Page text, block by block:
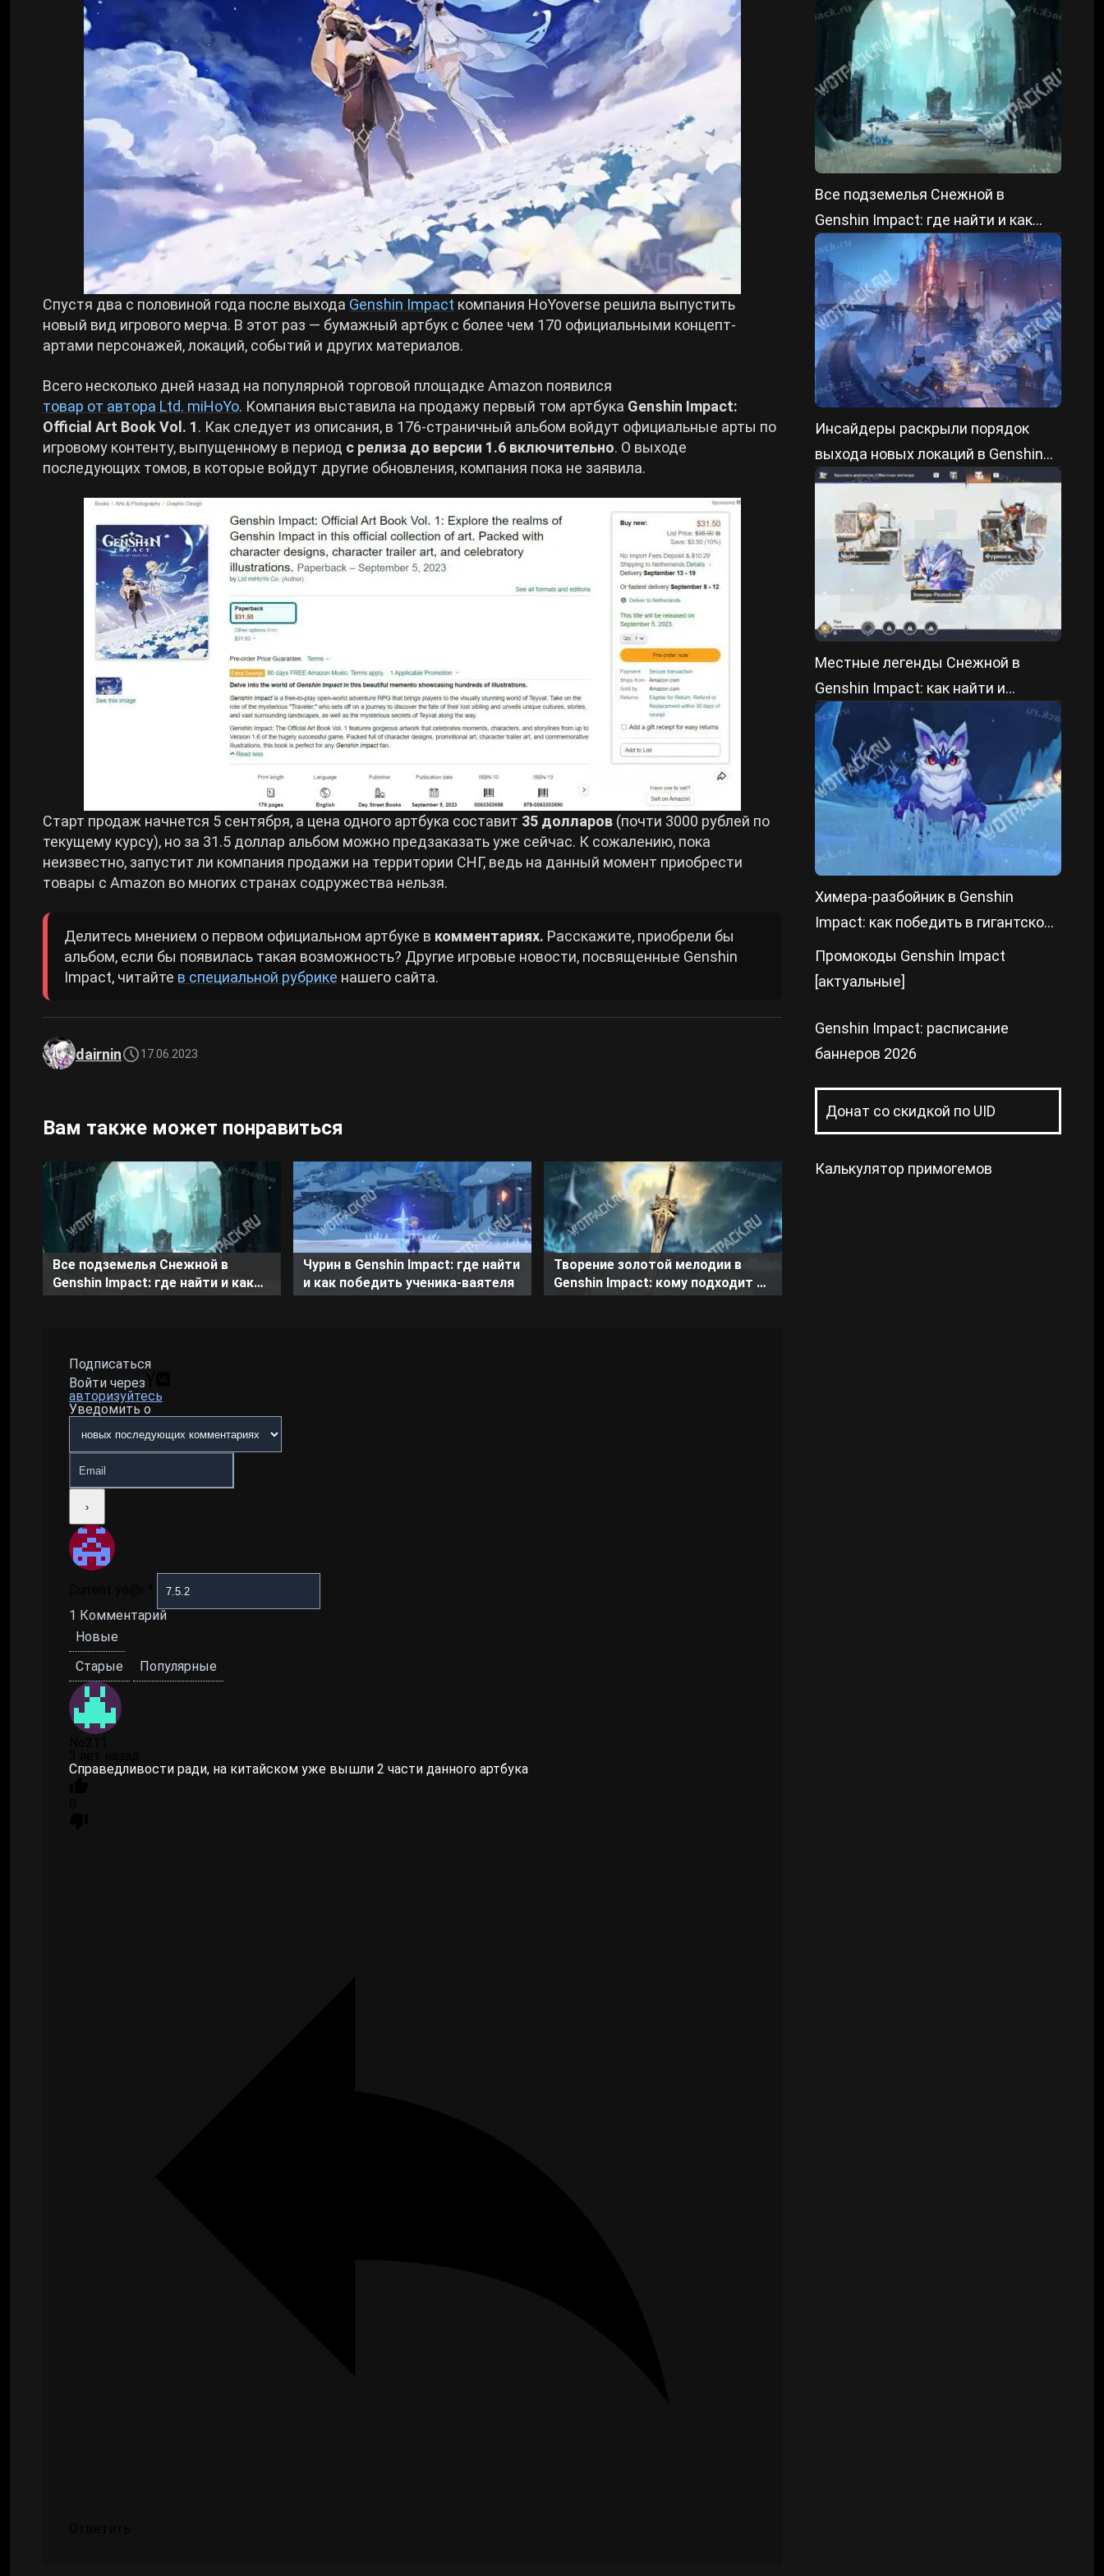
Crimson Desert
Zenless Zone Zero
Kingdom Come: Deliverance 2
Path of Exile 2
Wuthering Waves
Roblox
Hogwarts Legacy
Cyberpunk 2077
Все игры
Билды Arknights: Endfield
Билды Wuthering Waves
Билды Cyberpunk 2077
Билды Path of Exile 2
Спустя два с половиной года после выхода Genshin Impact компания HoYoverse решила выпустить
новый вид игрового мерча. В этот раз — бумажный артбук с более чем 170 официальными концепт-
артами персонажей, локаций, событий и других материалов.
Всего несколько дней назад на популярной торговой площадке Amazon появился
товар от автора Ltd. miHoYo. Компания выставила на продажу первый том артбука Genshin Impact:
Official Art Book Vol. 1. Как следует из описания, в 176-страничный альбом войдут официальные арты по
игровому контенту, выпущенному в период с релиза до версии 1.6 включительно. О выходе
последующих томов, в которые войдут другие обновления, компания пока не заявила.
Старт продаж начнется 5 сентября, а цена одного артбука составит 35 долларов (почти 3000 рублей по
текущему курсу), но за 31.5 доллар альбом можно предзаказать уже сейчас. К сожалению, пока
неизвестно, запустит ли компания продажи на территории СНГ, ведь на данный момент приобрести
товары с Amazon во многих странах содружества нельзя.
Делитесь мнением о первом официальном артбуке в комментариях. Расскажите, приобрели бы
альбом, если бы появилась такая возможность? Другие игровые новости, посвященные Genshin
Impact, читайте в специальной рубрике нашего сайта.
dairnin 17.06.2023
Вам также может понравиться
Все подземелья Снежной в
Genshin Impact: где найти и как
пройти
Чурин в Genshin Impact: где найти
и как победить ученика-ваятеля
Творение золотой мелодии в
Genshin Impact: кому подходит и
как прокачать клеймор
Подписаться
Войти через
авторизуйтесь
Уведомить о
1 Комментарий
Новые
Старые
Популярные
Справедливости ради, на китайском уже вышли 2 части данного артбука
события
Все подземелья Снежной в
Genshin Impact: где найти и как
пройти
Инсайдеры раскрыли порядок
выхода новых локаций в Genshin
Impact 7.X
Местные легенды Снежной в
Genshin Impact: как найти и
победить
Химера-разбойник в Genshin
Impact: как победить в гигантской
форме и уменьшенном состоянии
Промокоды Genshin Impact
[актуальные]
Genshin Impact: расписание
баннеров 2026
Донат со скидкой по UID
Калькулятор примогемов